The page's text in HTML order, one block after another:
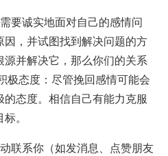
要诚实地面对自己的感情问
，并试图找到解决问题的方
并解决它，那么你们的关系
极态度：尽管挽回感情可能会
态度。相信自己有能力克服
。
联系你（如发消息、点赞朋友